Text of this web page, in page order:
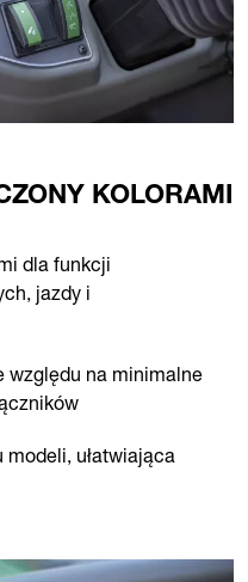
KOLORAMI
dla funkcji
jazdy i
względu na minimalne
modeli, ułatwiająca